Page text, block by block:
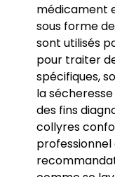
médicament
sous forme
sont utilisés
pour traiter
spécifiques,
la
des fins
collyres
professionnel